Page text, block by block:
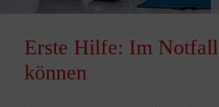
Erste Hilfe: Im
können